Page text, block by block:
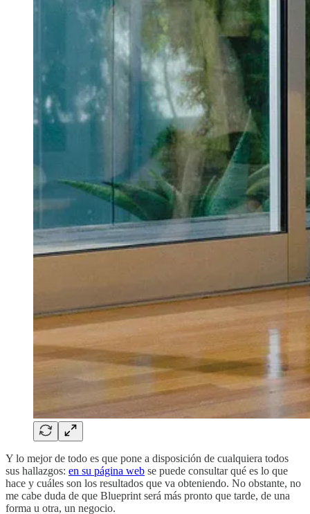
Y lo mejor de todo es que pone a disposición de cualquiera todos
sus hallazgos: en su página web se puede consultar qué es lo que
hace y cuáles son los resultados que va obteniendo. No obstante, no
me cabe duda de que Blueprint será más pronto que tarde, de una
forma u otra, un negocio.